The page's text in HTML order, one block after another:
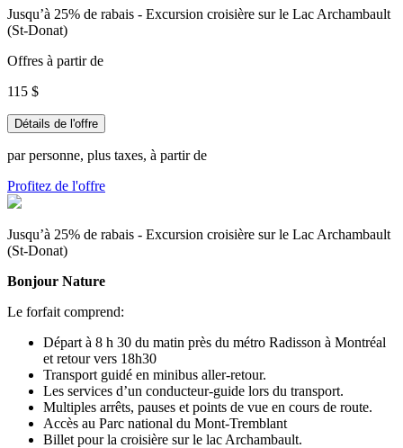
Jusqu’à 25% de rabais - Excursion croisière sur le Lac Archambault
(St-Donat)
Offres à partir de
115 $
Détails de l'offre
par personne, plus taxes, à partir de
Profitez de l'offre
Jusqu’à 25% de rabais - Excursion croisière sur le Lac Archambault
(St-Donat)
Bonjour Nature
Le forfait comprend:
Départ à 8 h 30 du matin près du métro Radisson à Montréal
et retour vers 18h30
Transport guidé en minibus aller-retour.
Les services d’un conducteur-guide lors du transport.
Multiples arrêts, pauses et points de vue en cours de route.
Accès au Parc national du Mont-Tremblant
Billet pour la croisière sur le lac Archambault.